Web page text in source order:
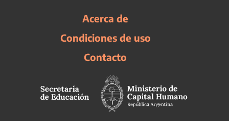
Acerca de
Condiciones de uso
Contacto